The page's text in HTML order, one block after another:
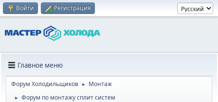
Войти Регистрация
Главное меню
Форум Холодильщиков ► Монтаж
► Форум по монтажу сплит систем